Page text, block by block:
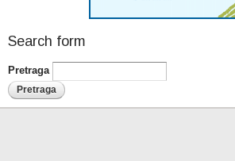
Search form
Pretraga